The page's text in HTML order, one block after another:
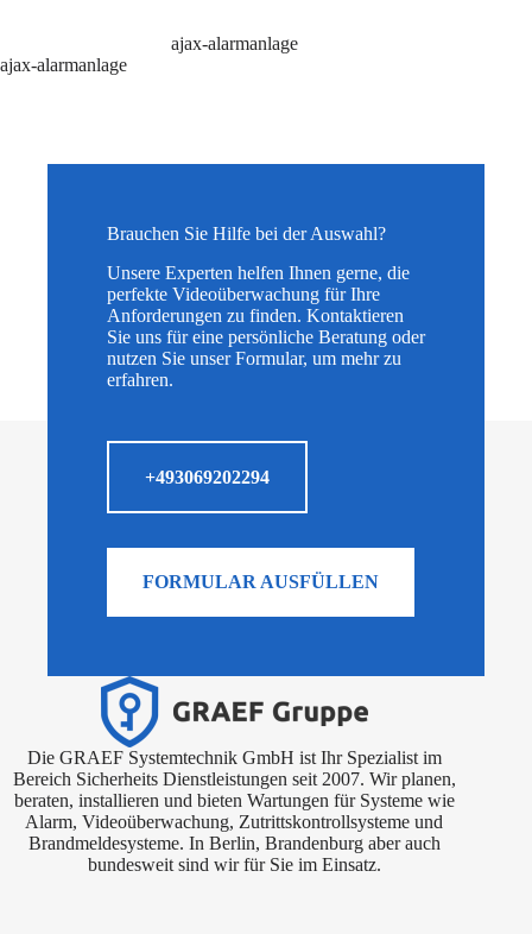
ajax-alarmanlage
ajax-alarmanlage
Brauchen Sie Hilfe bei der Auswahl?
Unsere Experten helfen Ihnen gerne, die
perfekte Videoüberwachung für Ihre
Anforderungen zu finden. Kontaktieren
Sie uns für eine persönliche Beratung oder
nutzen Sie unser Formular, um mehr zu
erfahren.
+493069202294
FORMULAR AUSFÜLLEN
Die GRAEF Systemtechnik GmbH ist Ihr Spezialist im
Bereich Sicherheits Dienstleistungen seit 2007. Wir planen,
beraten, installieren und bieten Wartungen für Systeme wie
Alarm, Videoüberwachung, Zutrittskontrollsysteme und
Brandmeldesysteme. In Berlin, Brandenburg aber auch
bundesweit sind wir für Sie im Einsatz.